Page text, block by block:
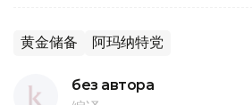
黄金储备 阿玛纳特党
без автора